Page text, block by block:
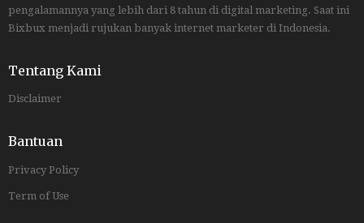
pengalamannya yang lebih dari 8 tahun di digital marketing. Saat ini
Bixbux menjadi rujukan banyak internet marketer di Indonesia.
Tentang Kami
Disclaimer
Bantuan
Privacy Policy
Term of Use